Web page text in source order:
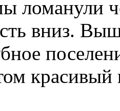
ломанули
вниз.